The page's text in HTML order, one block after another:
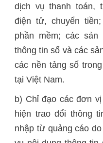
dịch vụ thanh toán,
điện tử, chuyển
phần mềm; các
thông tin số và các
các nền tảng số
tại Việt Nam.
b) Chỉ đạo các đơn
hiện trao đổi thông
nhập từ quảng cáo